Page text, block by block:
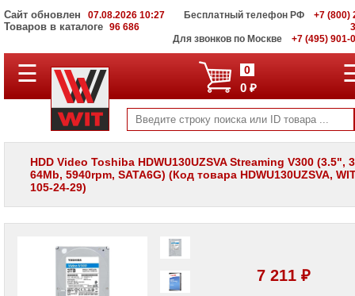
Сайт обновлен 07.08.2026 10:27
Товаров в каталоге 96 686
Бесплатный телефон РФ
+7 (800)
Для звонков по Москве
+7 (495) 901-
ПОЛНЫЙ
КАТАЛОГ
Корпоративные
серверы
WIT
Системы
хранения
данных
Мониторы
панели
☰ 0
0 ₽
HDD Video Toshiba HDWU130UZSVA Streaming V300 (3.5",
64Mb, 5940rpm, SATA6G) (Код товара HDWU130UZSVA,
105-24-29)
7 211 ₽